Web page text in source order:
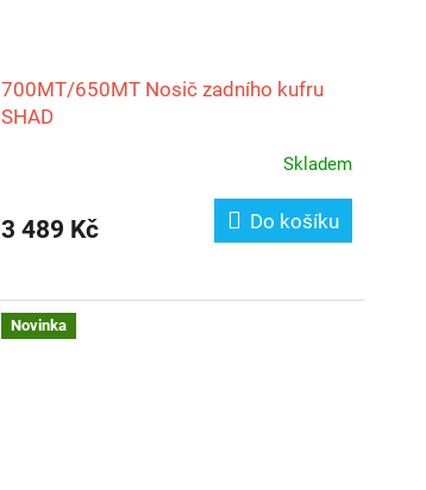
700MT/650MT Nosič zadního kufru
SHAD
Skladem
3 489 Kč Do košíku
Novinka